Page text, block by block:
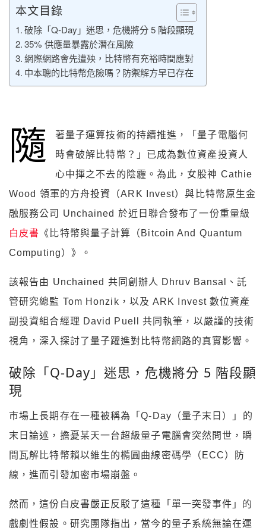
本文目錄
破除「Q-Day」迷思，危機將分 5 階段顯現
35% 供應量暴露於潛在風險
網際網路會先遭殃，比特幣有充裕時間應對
中本聰的比特幣危險嗎？防禦解方早已存在
隨
著量子運算技術的持續推進，「量子電腦何
時會破解比特幣？」已成為數位資產投資人
心中揮之不去的陰霾。為此，女股神 Cathie
Wood 領軍的方舟投資（ARK Invest）與比特幣原生金
融服務公司 Unchained 於近日聯合發布了一份重量級
白皮書 《比特幣與量子計算（Bitcoin And Quantum
Computing）》。
該報告由 Unchained 共同創辦人 Dhruv Bansal、託
管研究總監 Tom Honzik，以及 ARK Invest 數位資產
副投資組合經理 David Puell 共同執筆，以嚴謹的技術
視角，深入探討了量子躍進對比特幣網路的真實影響。
破除「Q-Day」迷思，危機將分 5 階段顯
現
市場上長期存在一種被稱為「Q-Day（量子末日）」的
末日論述，擔憂某天一台超級量子電腦會突然問世，瞬
間瓦解比特幣賴以維生的橢圓曲線密碼學（ECC）防
線，進而引發加密市場崩盤。
然而，這份白皮書嚴正反駁了這種「單一突發事件」的
戲劇性假設。研究團隊指出，當今的量子系統無論在運